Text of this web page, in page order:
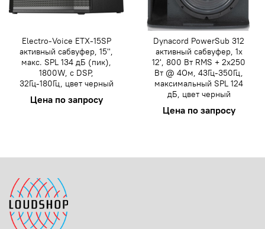
Electro-Voice ETX-15SP
активный сабвуфер, 15'',
макс. SPL 134 дБ (пик),
1800W, c DSP,
32Гц-180Гц, цвет черный
Цена по запросу
Dynacord PowerSub 312
активный сабвуфер, 1x
12', 800 Вт RMS + 2x250
Вт @ 4Ом, 43Гц-350Гц,
максимальный SPL 124
дБ, цвет черный
Цена по запросу